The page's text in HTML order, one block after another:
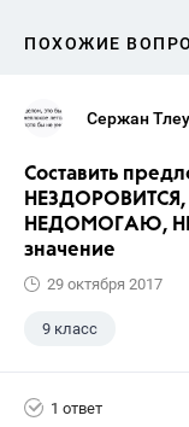
ПОХОЖИЕ
Сержан
Составить
НЕДОМОГАЮ,
значение
29 октября 2017
9 класс
1 ответ